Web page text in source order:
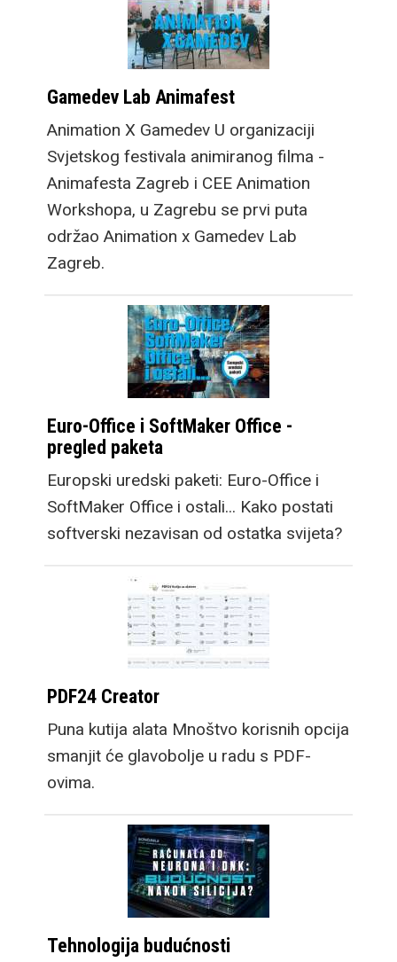
Gamedev Lab Animafest
Animation X Gamedev U organizaciji
Svjetskog festivala animiranog filma -
Animafesta Zagreb i CEE Animation
Workshopa, u Zagrebu se prvi puta
održao Animation x Gamedev Lab
Zagreb.
Euro-Office i SoftMaker Office -
pregled paketa
Europski uredski paketi: Euro-Office i
SoftMaker Office i ostali... Kako postati
softverski nezavisan od ostatka svijeta?
PDF24 Creator
Puna kutija alata Mnoštvo korisnih opcija
smanjit će glavobolje u radu s PDF-
ovima.
Tehnologija budućnosti